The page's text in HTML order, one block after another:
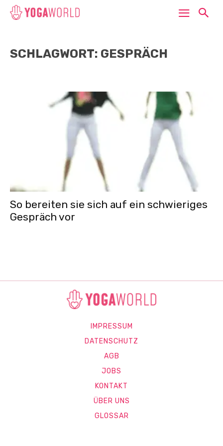
SCHLAGWORT: GESPRÄCH
So bereiten sie sich auf ein schwieriges
Gespräch vor
IMPRESSUM
DATENSCHUTZ
AGB
JOBS
KONTAKT
ÜBER UNS
GLOSSAR